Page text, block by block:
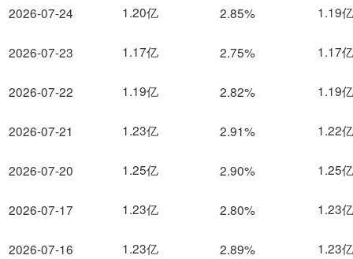
2026-07-24
2026-07-23
2026-07-22
2026-07-21
2026-07-20
2026-07-17
2026-07-16
1.20亿 2.85% 1.19亿
1.17亿 2.75% 1.17亿
1.19亿 2.82% 1.19亿
1.23亿 2.91% 1.22亿
1.25亿 2.90% 1.25亿
1.23亿 2.80% 1.23亿
1.23亿 2.89% 1.23亿